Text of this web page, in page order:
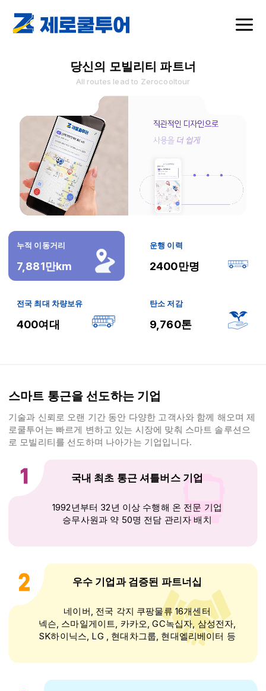
당신의 모빌리티 파트너
All routes lead to Zerocooltour
누적 이동거리
7,881만km
운행 이력
2400만명
전국 최대 차량보유
400여대
탄소 저감
9,760톤
스마트 통근을 선도하는 기업
기술과 신뢰로 오랜 기간 동안 다양한 고객사와 함께 해오며 제
로쿨투어는 빠르게 변하고 있는 시장에 맞춰 스마트 솔루션으
로 모빌리티를 선도하며 나아가는 기업입니다.
국내 최초 통근 셔틀버스 기업
1992년부터 32년 이상 수행해 온 전문 기업
승무사원과 약 50명 전담 관리자 배치
우수 기업과 검증된 파트너십
네이버, 전국 각지 쿠팡물류 16개센터
넥슨, 스마일게이트, 카카오, GC녹십자, 삼성전자,
SK하이닉스, LG , 현대차그룹, 현대엘리베이터 등